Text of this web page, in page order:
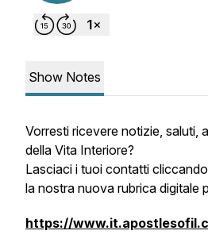
Show Notes
Vorresti ricevere notizie, saluti,
della Vita Interiore?
Lasciaci i tuoi contatti
la nostra nuova rubrica digitale
https://